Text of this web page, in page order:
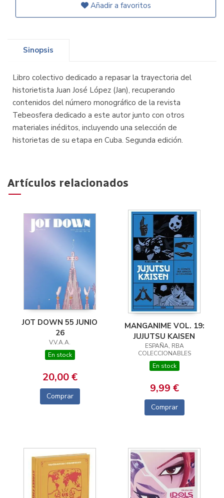
Añadir a favoritos
Sinopsis
Libro colectivo dedicado a repasar la trayectoria del
historietista Juan José López (Jan), recuperando
contenidos del número monográfico de la revista
Tebeosfera dedicado a este autor junto con otros
materiales inéditos, incluyendo una selección de
historietas de su etapa en Cuba. Segunda edición.
Artículos relacionados
JOT DOWN 55 JUNIO
26
V.V.A.A.
En stock
20,00 €
Comprar
MANGANIME VOL. 19:
JUJUTSU KAISEN
ESPAÑA, RBA
COLECCIONABLES
En stock
9,99 €
Comprar